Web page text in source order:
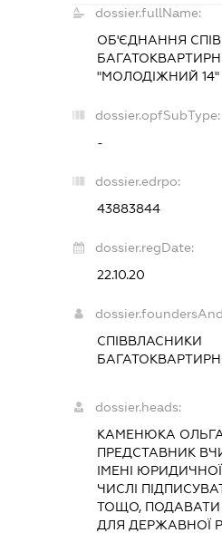
dossier.fullName:
ОБ'ЄДНАННЯ
"МОЛОДІЖНИЙ 14"
dossier.opfSubType:
-
dossier.edrpo:
43883844
dossier.regDate:
22.10.20
СПІВВЛАСНИКИ
dossier.heads:
КАМЕНЮКА
ПРЕДСТАВНИК
ІМЕНІ
ЧИСЛІ
ТОЩО,
ДЛЯ ДЕРЖАВНОЇ